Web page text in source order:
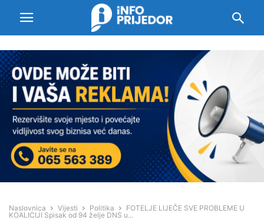
Naslovnica Vijesti Politika
FOTELJE LIJEČE SVE PROBLEME U
KOALICIJI Spisak od 94 želje DNS u...